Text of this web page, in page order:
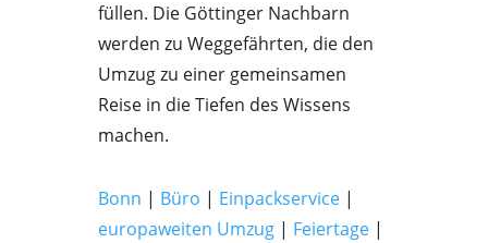
füllen. Die Göttinger Nachbarn
werden zu Weggefährten, die den
Umzug zu einer gemeinsamen
Reise in die Tiefen des Wissens
machen.
Bonn | Büro | Einpackservice|
europaweiten Umzug| Feiertage|